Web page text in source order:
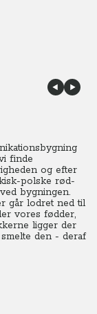
finde
og efter
polske rød-
bygningen.
går lodret ned til
vores fødder,
ligger der
den - deraf